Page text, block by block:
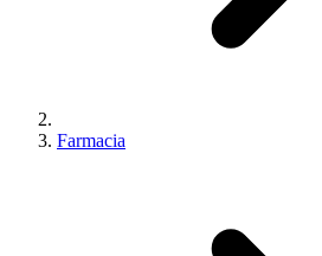
Farmacia